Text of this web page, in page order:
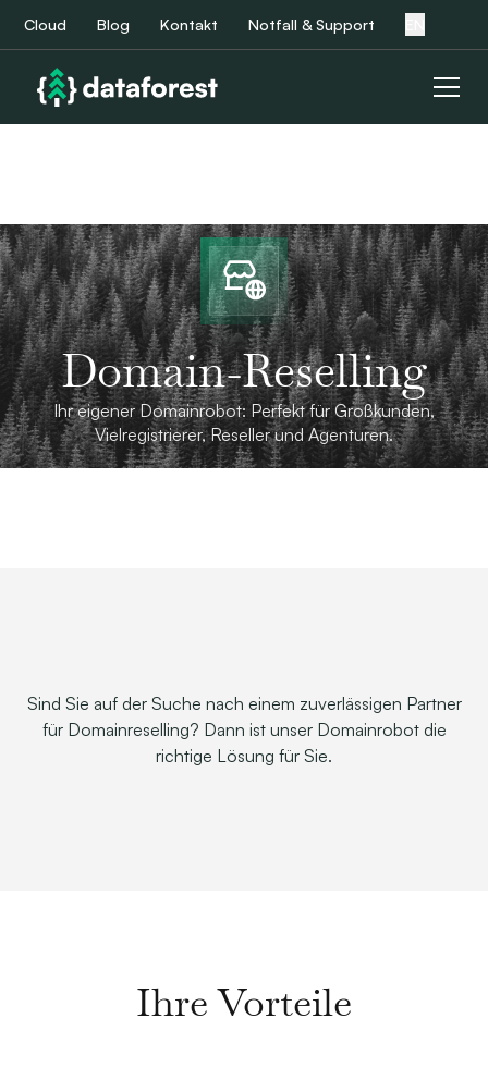
Cloud Blog Kontakt Notfall & Support
Domain-Reselling
Ihr eigener Domainrobot: Perfekt für Großkunden,
Vielregistrierer, Reseller und Agenturen.
Sind Sie auf der Suche nach einem zuverlässigen Partner
für Domainreselling? Dann ist unser Domainrobot die
richtige Lösung für Sie.
Ihre Vorteile